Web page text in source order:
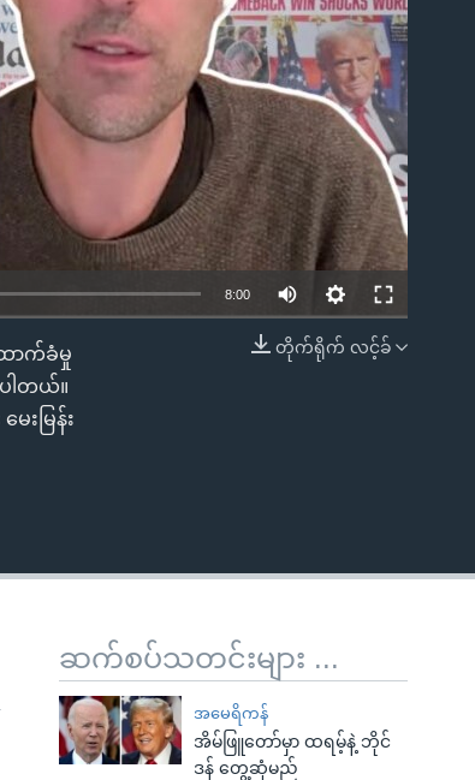
EMBED
8:00
တိုက်ရိုက် လင့်ခ်
ာက်ခံမှု
ါတယ်။
းမြန်း
ဆက်စပ်သတင်းများ ...
အမေရိကန်
အိမ်ဖြူတော်မှာ ထရမ့်နဲ့ ဘိုင်
ဒန် တွေ့ဆုံမည်